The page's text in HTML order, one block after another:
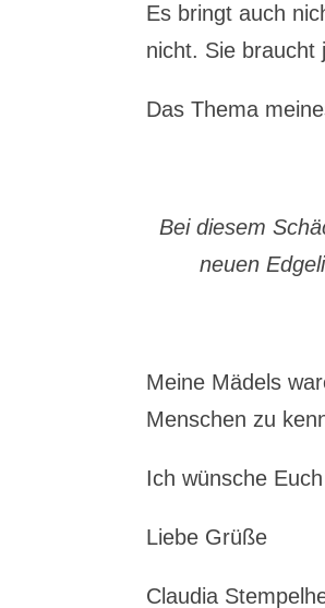
Es bringt auch
nicht. Sie
Das Thema
Bei diesem
neuen
Meine Mädels
Menschen zu
Ich wünsche
Liebe Grüße
Claudia